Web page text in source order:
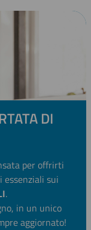
DI
per offrirti
essenziali sui
.
in un unico
aggiornato!